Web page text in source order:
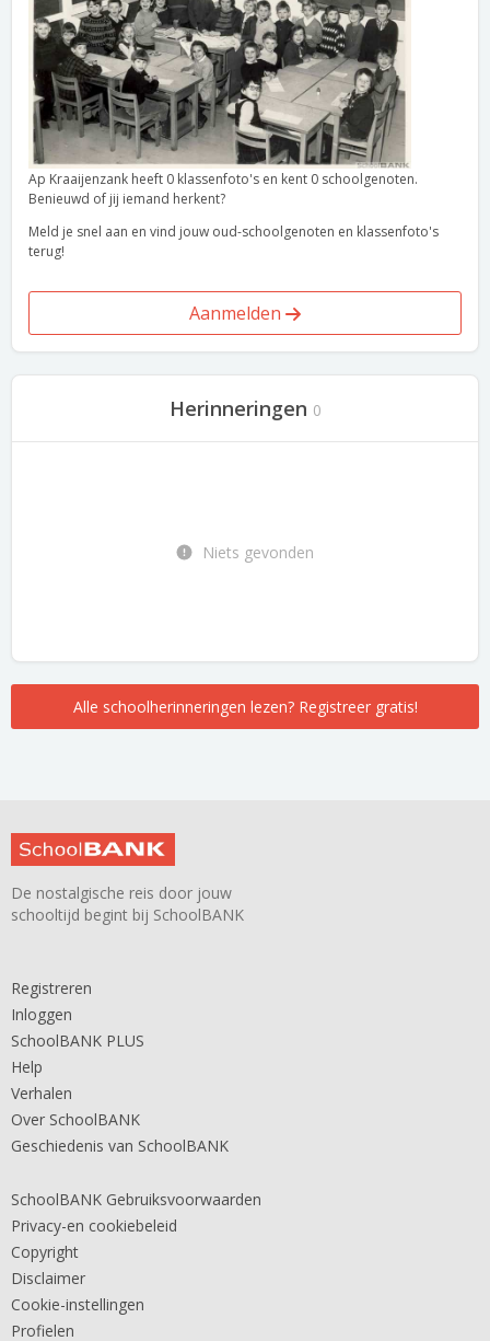
Ap Kraaijenzank heeft 0 klassenfoto's en kent 0 schoolgenoten.
Benieuwd of jij iemand herkent?
Meld je snel aan en vind jouw oud-schoolgenoten en klassenfoto's
terug!
Aanmelden
Herinneringen 0
Niets gevonden
Alle schoolherinneringen lezen? Registreer gratis!
De nostalgische reis door jouw
schooltijd begint bij SchoolBANK
Registreren
Inloggen
SchoolBANK PLUS
Help
Verhalen
Over SchoolBANK
Geschiedenis van SchoolBANK
SchoolBANK Gebruiksvoorwaarden
Privacy-en cookiebeleid
Copyright
Disclaimer
Cookie-instellingen
Profielen